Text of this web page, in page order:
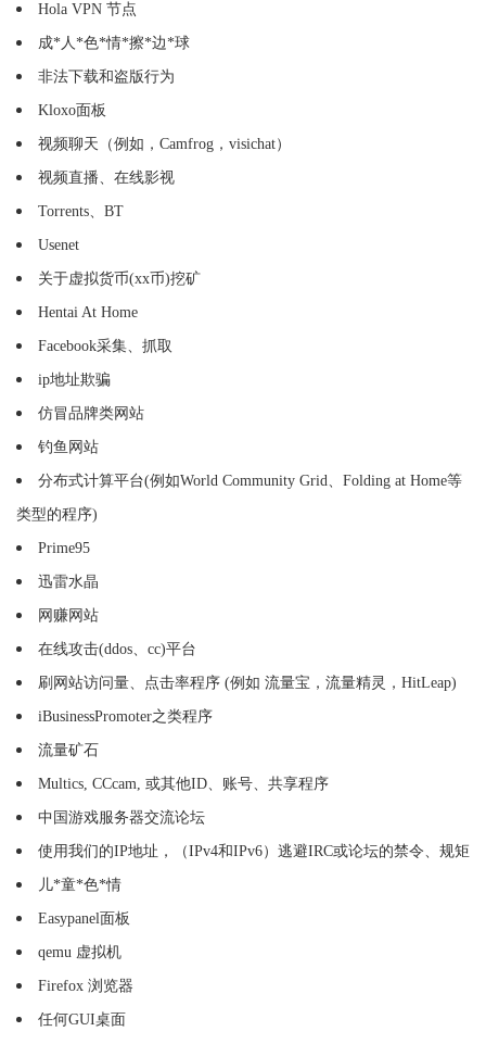
Hola VPN 节点
成*人*色*情*擦*边*球
非法下载和盗版行为
Kloxo面板
视频聊天（例如，Camfrog，visichat）
视频直播、在线影视
Torrents、BT
Usenet
关于虚拟货币(xx币)挖矿
Hentai At Home
Facebook采集、抓取
ip地址欺骗
仿冒品牌类网站
钓鱼网站
分布式计算平台(例如World Community Grid、Folding at Home等
类型的程序)
Prime95
迅雷水晶
网赚网站
在线攻击(ddos、cc)平台
刷网站访问量、点击率程序 (例如 流量宝，流量精灵，HitLeap)
iBusinessPromoter之类程序
流量矿石
Multics, CCcam, 或其他ID、账号、共享程序
中国游戏服务器交流论坛
使用我们的IP地址，（IPv4和IPv6）逃避IRC或论坛的禁令、规矩
儿*童*色*情
Easypanel面板
qemu 虚拟机
Firefox 浏览器
任何GUI桌面